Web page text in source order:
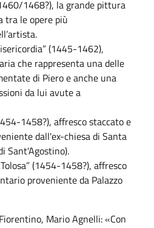
1468?), la grande pittura
tra le opere più
(1445-1462),
che rappresenta una delle
di Piero e anche una
da lui avute a
1458?), affresco staccato e
dall'ex-chiesa di Santa
Sant'Agostino).
(1454-1458?), affresco
proveniente da Palazzo
Mario Agnelli: «Con